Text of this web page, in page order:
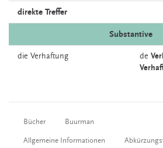
direkte Treffer
Substantive
die Verhaftung de
Bücher Buurman
Allgemeine Informationen